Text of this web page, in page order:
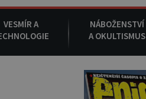
VESMÍR A
NÁBOŽENSTVÍ
A OKULTISMUS